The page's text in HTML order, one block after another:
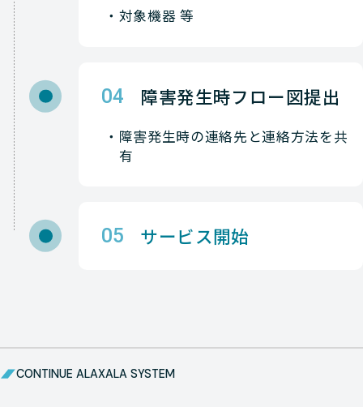
対象機器 等
04 障害発生時フロー図提出
障害発生時の連絡先と連絡方法を共
有
05 サービス開始
CONTINUE ALAXALA SYSTEM